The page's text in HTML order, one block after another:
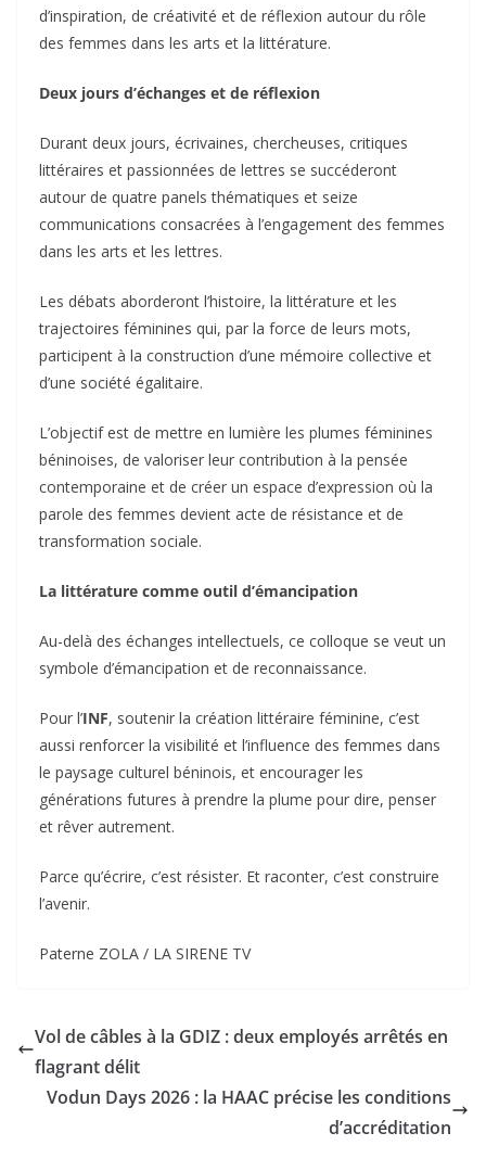
d’inspiration, de créativité et de réflexion autour du rôle
des femmes dans les arts et la littérature.
‎Deux jours d’échanges et de réflexion
‎Durant deux jours, écrivaines, chercheuses, critiques
littéraires et passionnées de lettres se succéderont
autour de quatre panels thématiques et seize
communications consacrées à l’engagement des femmes
dans les arts et les lettres.
‎Les débats aborderont l’histoire, la littérature et les
trajectoires féminines qui, par la force de leurs mots,
participent à la construction d’une mémoire collective et
d’une société égalitaire.
‎L’objectif est de mettre en lumière les plumes féminines
béninoises, de valoriser leur contribution à la pensée
contemporaine et de créer un espace d’expression où la
parole des femmes devient acte de résistance et de
transformation sociale.
‎La littérature comme outil d’émancipation
‎Au-delà des échanges intellectuels, ce colloque se veut un
symbole d’émancipation et de reconnaissance.
‎Pour l’INF, soutenir la création littéraire féminine, c’est
aussi renforcer la visibilité et l’influence des femmes dans
le paysage culturel béninois, et encourager les
générations futures à prendre la plume pour dire, penser
et rêver autrement.
‎Parce qu’écrire, c’est résister. Et raconter, c’est construire
l’avenir.
‎Paterne ZOLA / LA SIRENE TV
Vol de câbles à la GDIZ : deux employés arrêtés en
flagrant délit
Vodun Days 2026 : la HAAC précise les conditions
d’accréditation